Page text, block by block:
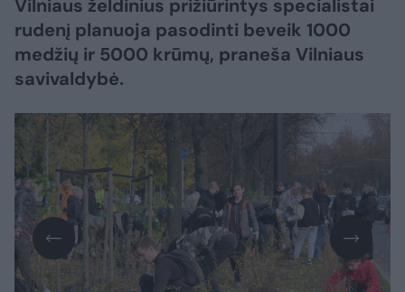
Vilniaus želdinius prižiūrintys specialistai
rudenį planuoja pasodinti beveik 1000
medžių ir 5000 krūmų, praneša Vilniaus
savivaldybė.